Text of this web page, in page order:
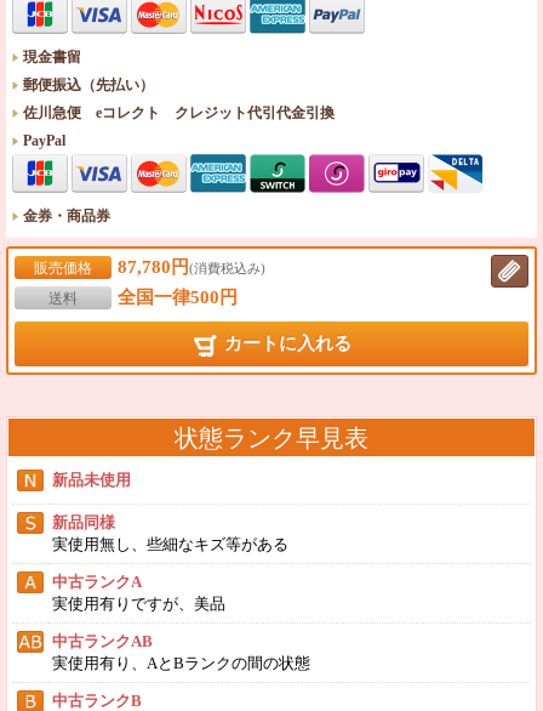
現金書留
郵便振込（先払い）
佐川急便 eコレクト クレジット代引代金引換
PayPal
金券・商品券
販売価格 87,780円(消費税込み)
送料 全国一律500円
カートに入れる
状態ランク早見表
新品未使用
新品同様
実使用無し、些細なキズ等がある
中古ランクA
実使用有りですが、美品
中古ランクAB
実使用有り、AとBランクの間の状態
中古ランクB